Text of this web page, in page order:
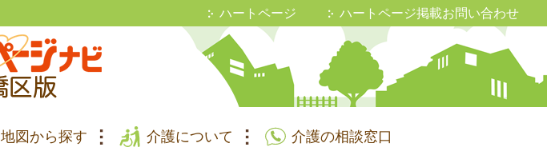
ハートページ ハートページ掲載お問い合わせ
地図から探す 介護について 介護の相談窓口